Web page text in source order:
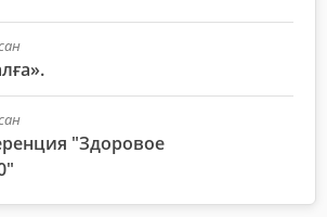
"Здоровое